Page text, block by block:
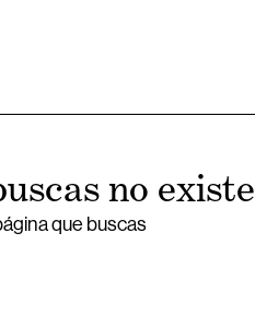
no existe
que buscas